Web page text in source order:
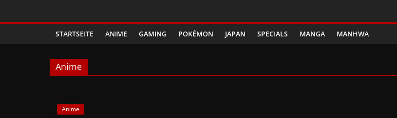
Phanimenal
Täglich
interessante
STARTSEITE ANIME GAMING POKÉMON JAPAN SPECIALS MANGA MANHWA
Anime
Anime